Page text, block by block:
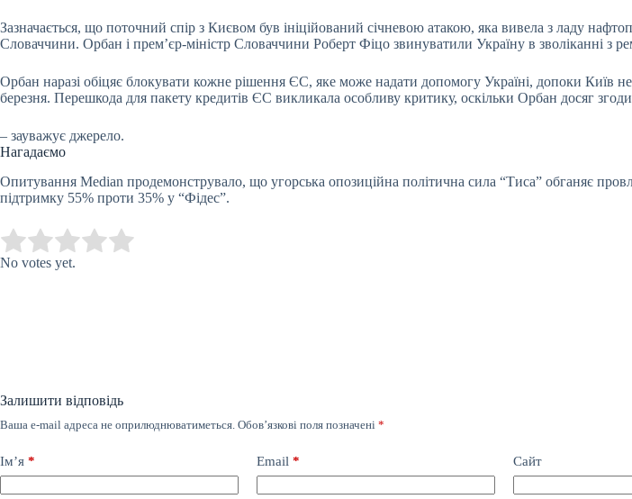
Зазначається, що поточний спір з Києвом був ініційований січневою атакою, яка вивела з ладу
Словаччини. Орбан і прем’єр-міністр Словаччини Роберт Фіцо звинуватили Україну в зволіканні з
Орбан наразі обіцяє блокувати кожне рішення ЄС, яке може надати допомогу Україні, допоки Київ
березня. Перешкода для пакету кредитів ЄС викликала особливу критику, оскільки Орбан досяг
– зауважує джерело.
Нагадаємо
Опитування Median продемонструвало, що угорська опозиційна політична сила “Тиса” обганяє
підтримку 55% проти 35% у “Фідес”.
Rate this item:
No votes yet.
Залишити відповідь
Ваша e-mail адреса не оприлюднюватиметься. Обов’язкові поля позначені *
Ім’я * Email * Сайт